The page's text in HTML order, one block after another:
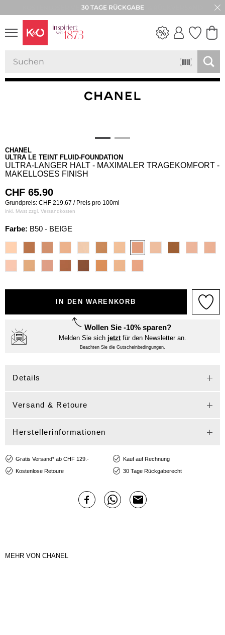
30 TAGE RÜCKGABE
VIBES
CHANEL
ULTRA LE TEINT FLUID-FOUNDATION
ULTRA-LANGER HALT - MAXIMALER TRAGEKOMFORT -
MAKELLOSES FINISH
CHF 65.90
Grundpreis: CHF 219.67 / Preis pro 100ml
inkl. Mwst zzgl. Versandkosten
Farbe: B50 - BEIGE
IN DEN WARENKORB
Wollen Sie -10% sparen?
Melden Sie sich jetztfür den Newsletter an.
Beachten Sie die Gutscheinbedingungen.
Details
Versand & Retoure
Herstellerinformationen
Gratis Versand* ab CHF 129.-
Kauf auf Rechnung
Kostenlose Retoure
30 Tage Rückgaberecht
MEHR VON CHANEL